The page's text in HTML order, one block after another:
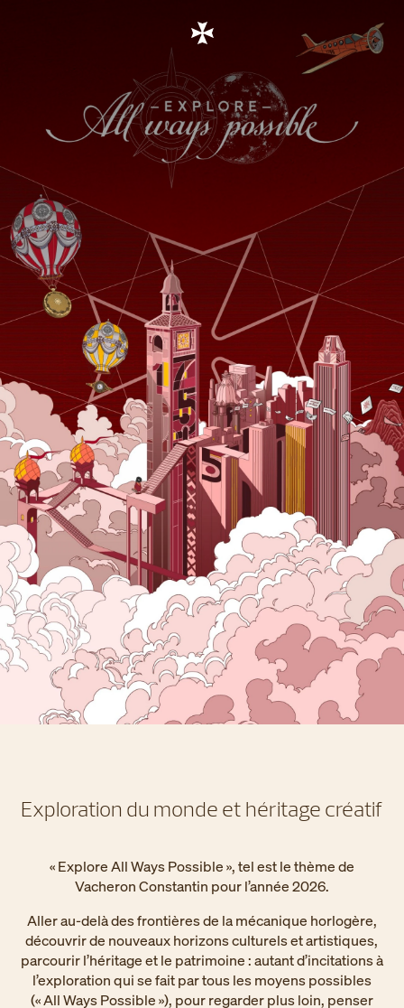
Exploration du monde et héritage créatif
« Explore All Ways Possible », tel est le thème de
Vacheron Constantin pour l’année 2026.
Aller au-delà des frontières de la mécanique horlogère,
découvrir de nouveaux horizons culturels et artistiques,
parcourir l’héritage et le patrimoine : autant d’incitations à
l’exploration qui se fait par tous les moyens possibles
(« All Ways Possible »), pour regarder plus loin, penser